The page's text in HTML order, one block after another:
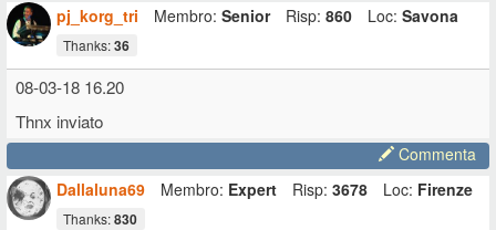
phantom 15v. Valido con tutti i condensatore behringer.
2 bus audio stereo per monitoring in cuffia,asio(usb) o audio rca.
Ingressi ts o trs jack. uscita main ts o trs (bilanciati o sbilanciati)
Asio driver 2.8.40BEHRINGER_2902_X64_2.8.40compatibilita 64
bit.per win.scheda audio 16bit 44.1-48 khz
I suddetti driver asio vanno bene anche per le schede audio più
economiche di behringer:
UMA25S, UCA200*, UCA202, UCA222,(piccolissima) UFO202,
UCG102, iAXE393.
pj_korg_tri
Membro: Senior Risp: 860 Loc: Savona
Thanks:36
08-03-18 16.20
Thnx inviato
Commenta
Dallaluna69
Membro: Expert Risp: 3678 Loc: Firenze
Thanks:830